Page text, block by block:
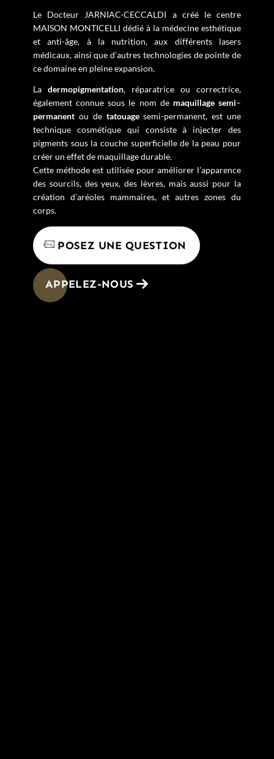
Le Docteur JARNIAC-CECCALDI a créé le centre
MAISON MONTICELLI dédié à la médecine esthétique
et anti-âge, à la nutrition, aux différents lasers
médicaux, ainsi que d’autres technologies de pointe de
ce domaine en pleine expansion.
La dermopigmentation, réparatrice ou correctrice,
également connue sous le nom de maquillage semi–
permanent ou de tatouagesemi-permanent, est une
technique cosmétique qui consiste à injecter des
pigments sous la couche superficielle de la peau pour
créer un effet de maquillage durable.
Cette méthode est utilisée pour améliorer l’apparence
des sourcils, des yeux, des lèvres, mais aussi pour la
création d’aréoles mammaires, et autres zones du
corps.
POSEZ UNE QUESTION
APPELEZ-NOUS